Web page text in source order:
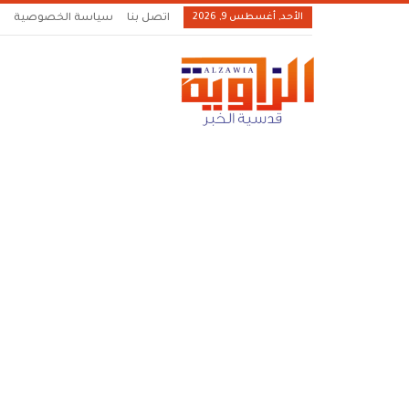
الأحد, أغسطس 9, 2026 اتصل بنا سياسة الخصوصية